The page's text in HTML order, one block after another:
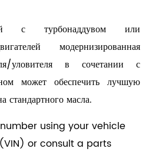
с турбонаддувом или
модернизированная
уловителя в сочетании с
может обеспечить лучшую
стандартного масла.
using your vehicle
or consult a parts